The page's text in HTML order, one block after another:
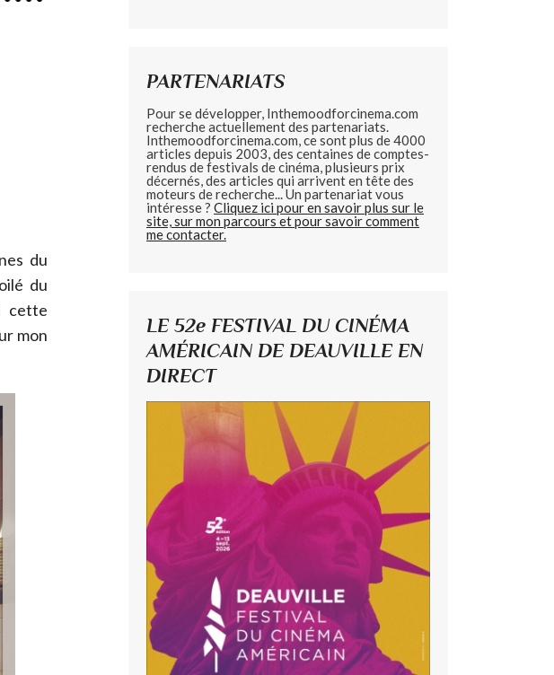
du
du
cette
mon
PARTENARIATS
Pour se développer, Inthemoodforcinema.com
recherche actuellement des partenariats.
Inthemoodforcinema.com, ce sont plus de 4000
articles depuis 2003, des centaines de comptes-
rendus de festivals de cinéma, plusieurs prix
décernés, des articles qui arrivent en tête des
moteurs de recherche... Un partenariat vous
intéresse ? Cliquez ici pour en savoir plus sur le
site, sur mon parcours et pour savoir comment
me contacter.
LE 52e FESTIVAL DU CINÉMA
AMÉRICAIN DE DEAUVILLE EN
DIRECT